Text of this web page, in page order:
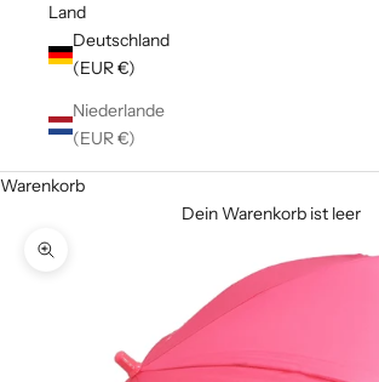
Land
Deutschland
(EUR €)
Niederlande
(EUR €)
Warenkorb
Dein Warenkorb ist leer
Bild vergrößern